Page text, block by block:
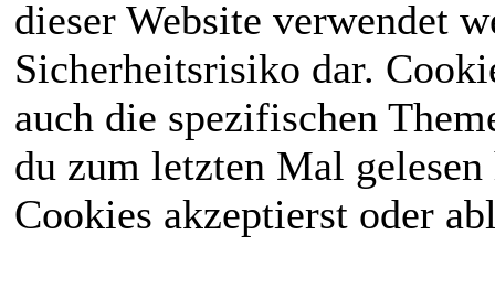
dieser Website verwendet
Sicherheitsrisiko dar.
auch die spezifischen
du zum letzten Mal
Cookies akzeptierst oder